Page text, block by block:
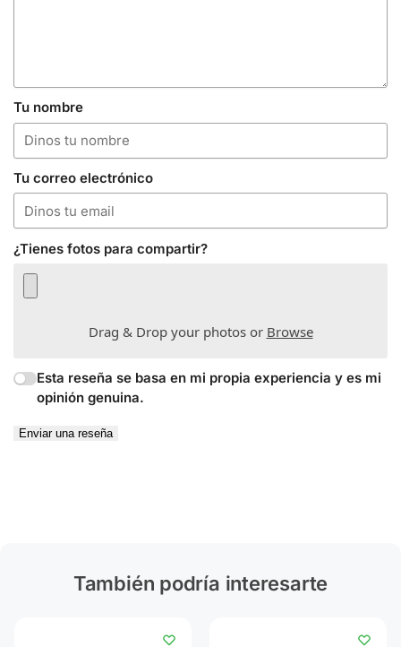
Tu nombre
Tu correo electrónico
¿Tienes fotos para compartir?
Drag & Drop your photos or Browse
Esta reseña se basa en mi propia experiencia y es mi
opinión genuina.
Enviar una reseña
También podría interesarte